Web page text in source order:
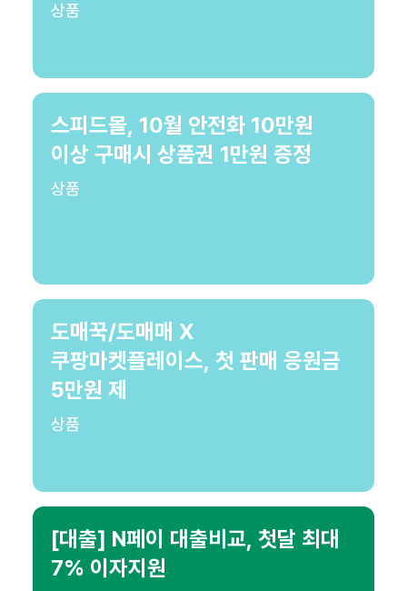
상품
스피드몰, 10월 안전화 10만원
이상 구매시 상품권 1만원 증정
상품
도매꾹/도매매 X
쿠팡마켓플레이스, 첫 판매 응원금
5만원 제
상품
[대출] N페이 대출비교, 첫달 최대
7% 이자지원